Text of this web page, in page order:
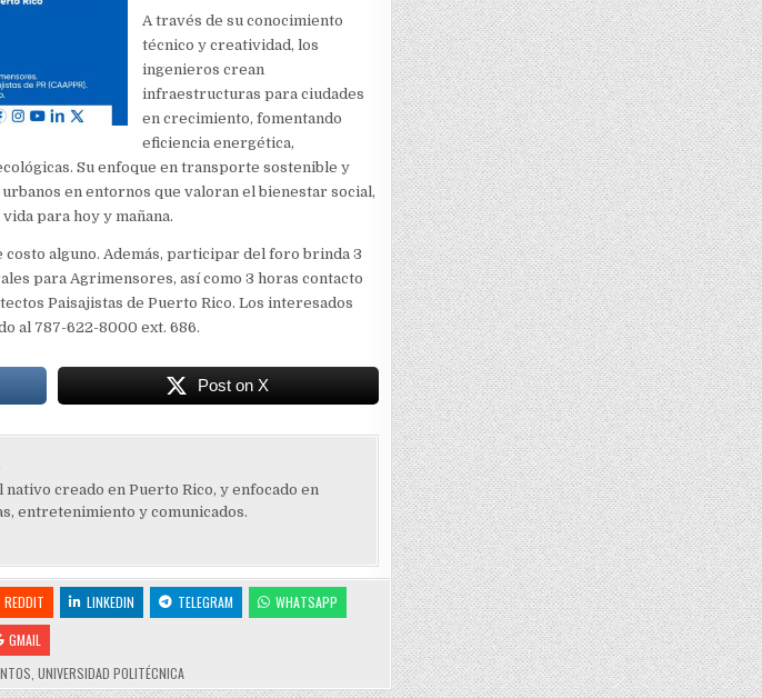
A través de su conocimiento
técnico y creatividad, los
ingenieros crean
infraestructuras para ciudades
en crecimiento, fomentando
eficiencia energética,
Su enfoque en transporte sostenible y
en entornos que valoran el bienestar social,
para hoy y mañana.
alguno. Además, participar del foro brinda 3
para Agrimensores, así como 3 horas contacto
Paisajistas de Puerto Rico. Los interesados
al 787-622-8000 ext. 686.
Post on X
creado en Puerto Rico, y enfocado en
entretenimiento y comunicados.
REDDIT LINKEDIN TELEGRAM
WHATSAPP
GMAIL
, UNIVERSIDAD POLITÉCNICA